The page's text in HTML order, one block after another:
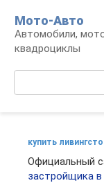
контенту
Мото-Авто
Автомобили,
квадроциклы
купить
Официальный
застройщика